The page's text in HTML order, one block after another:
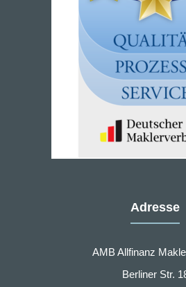
Adresse
AMB Allfinanz
Berliner Str.